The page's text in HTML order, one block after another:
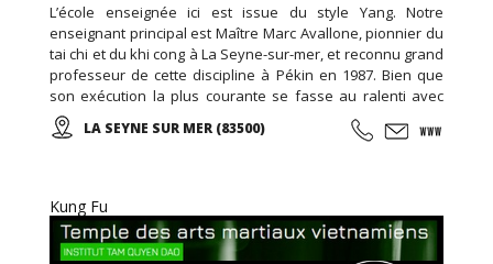
L’école enseignée ici est issue du style Yang. Notre
enseignant principal est Maître Marc Avallone, pionnier du
tai chi et du khi cong à La Seyne-sur-mer, et reconnu grand
professeur de cette discipline à Pékin en 1987. Bien que
son exécution la plus courante se fasse au ralenti avec
des mouvements doux et unis entre eux, le thai cuc quyen
(taichi) peut s’exécuter de bien des manières différentes,
LA SEYNE SUR MER (83500)
Kung Fu